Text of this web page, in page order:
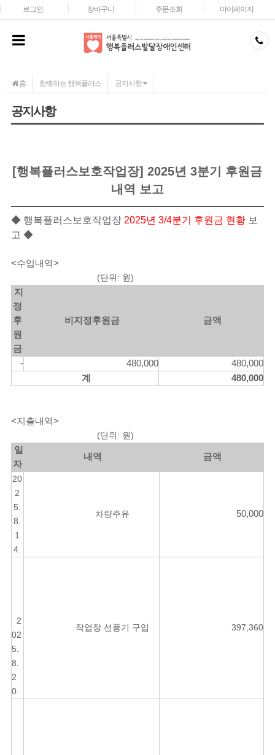
메인콘텐츠 바로가기
로그인 장바구니 주문조회 마이페이지
홈 함께하는 행복플러스 공지사항
공지사항
[행복플러스보호작업장] 2025년 3분기 후원금
내역 보고
◆ 행복플러스보호작업장 2025년 3/4분기 후원금 현황보
고 ◆
<수입내역>
(단위: 원)
지
정
후
원
금
비지정후원금 금액
- 480,000
480,000
계
480,000
<지출내역>
(단위: 원)
일
자
내역 금액
20
2
5.
8.
1
4.
차량주유 50,000
2
02
5.
8.
2
0.
작업장 선풍기 구입 397,360